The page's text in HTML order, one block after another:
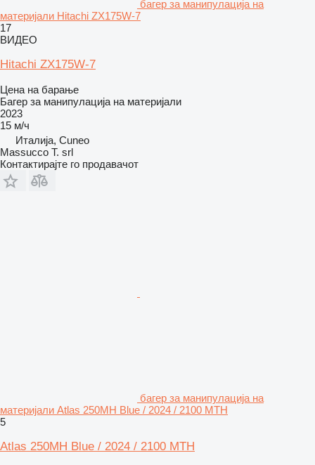
багер за манипулација на
материјали Hitachi ZX175W-7
17
ВИДЕО
Hitachi ZX175W-7
Цена на барање
Багер за манипулација на материјали
2023
15 м/ч
Италија, Cuneo
Massucco T. srl
Контактирајте го продавачот
багер за манипулација на
материјали Atlas 250MH Blue / 2024 / 2100 MTH
5
Atlas 250MH Blue / 2024 / 2100 MTH